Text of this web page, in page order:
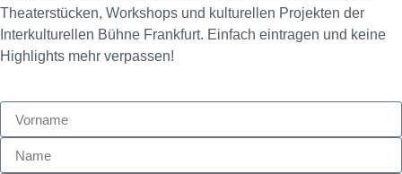
Theaterstücken, Workshops und kulturellen Projekten der
Interkulturellen Bühne Frankfurt. Einfach eintragen und keine
Highlights mehr verpassen!